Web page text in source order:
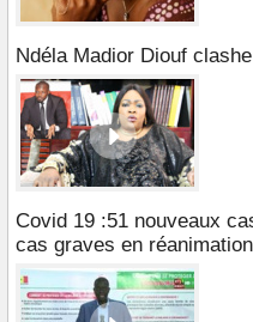
Ndéla Madior Diouf
Covid 19 :51 nouveaux
cas graves en